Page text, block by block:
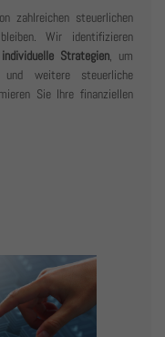
zahlreichen steuerlichen
Wir identifizieren
individuelle Strategien, um
und weitere steuerliche
Sie Ihre finanziellen